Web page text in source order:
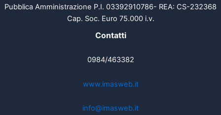
Pubblica Amministrazione P.I. 03392910786- REA: CS-232368
Cap. Soc. Euro 75.000 i.v.
Contatti
0984/463382
www.imasweb.it
info@imasweb.it